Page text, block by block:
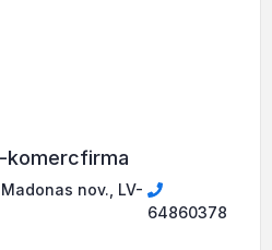
komercfirma
nov., LV-
64860378